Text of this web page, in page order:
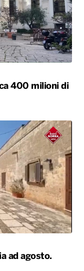
400 milioni di
ad agosto.